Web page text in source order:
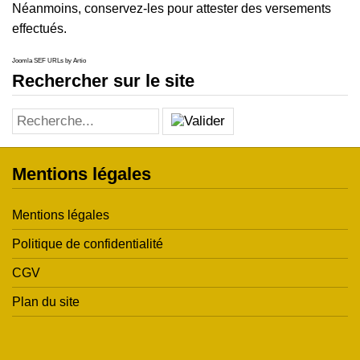
Néanmoins, conservez-les pour attester des versements
effectués.
Joomla SEF URLs by Artio
Rechercher sur le site
Mentions légales
Mentions légales
Politique de confidentialité
CGV
Plan du site